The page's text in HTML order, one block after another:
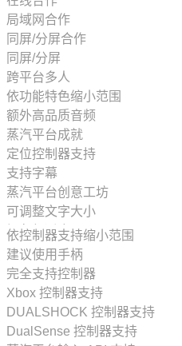
动作冒险
风格化
欢乐
街机
控制器
动漫
玩家对战环境
科幻
合作
体育
大型多人在线
第三人称
选择取向
复古
俯视
阖家
射击
女性主角
局域网合作
同屏/分屏合作
同屏/分屏
跨平台多人
依功能特色缩小范围
额外高品质音频
蒸汽平台成就
定位控制器支持
支持字幕
蒸汽平台创意工坊
可调整文字大小
视角舒适度
聊天语音转文字
聊天文字转语音
可选颜色
#category_contrast_controls
自定义音量控制
可调整难度
依控制器支持缩小范围
建议使用手柄
完全支持控制器
Xbox 控制器支持
DUALSHOCK 控制器支持
DualSense 控制器支持